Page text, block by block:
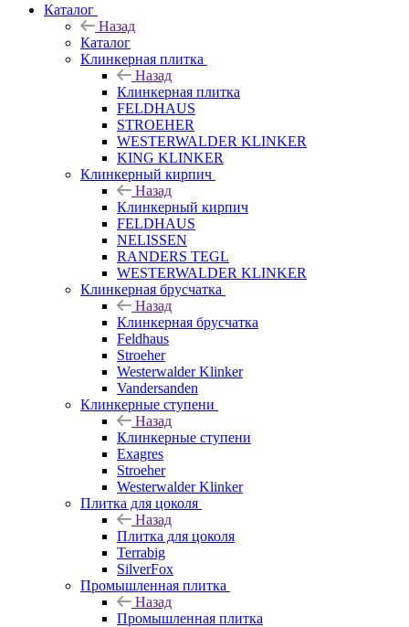
Каталог
Назад
Каталог
Клинкерная плитка
Назад
Клинкерная плитка
FELDHAUS
STROEHER
WESTERWALDER KLINKER
KING KLINKER
Клинкерный кирпич
Назад
Клинкерный кирпич
FELDHAUS
NELISSEN
RANDERS TEGL
WESTERWALDER KLINKER
Клинкерная брусчатка
Назад
Клинкерная брусчатка
Feldhaus
Stroeher
Westerwalder Klinker
Vandersanden
Клинкерные ступени
Назад
Клинкерные ступени
Exagres
Stroeher
Westerwalder Klinker
Плитка для цоколя
Назад
Плитка для цоколя
Terrabig
SilverFox
Промышленная плитка
Назад
Промышленная плитка